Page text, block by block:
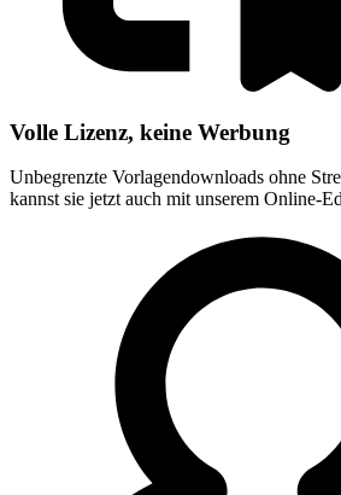
Volle Lizenz, keine Werbung
Unbegrenzte Vorlagendownloads ohne
kannst sie jetzt auch mit unserem Online-